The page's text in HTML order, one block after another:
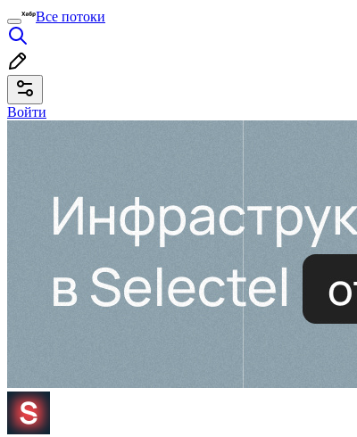
Все потоки
Войти